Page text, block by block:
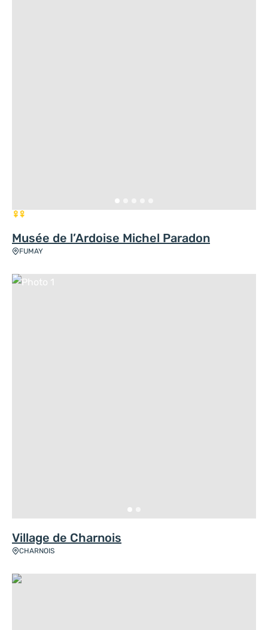
Musée de l’Ardoise Michel Paradon
2 fleurs
FUMAY
Village de Charnois
CHARNOIS
Photo 1
Forge Toussaint